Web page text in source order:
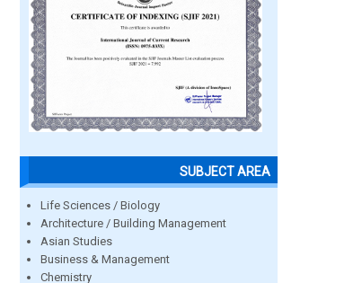
SUBJECT AREA
Life Sciences / Biology
Architecture / Building Management
Asian Studies
Business & Management
Chemistry